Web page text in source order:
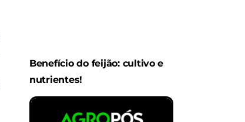
Benefício do feijão: cultivo e
nutrientes!